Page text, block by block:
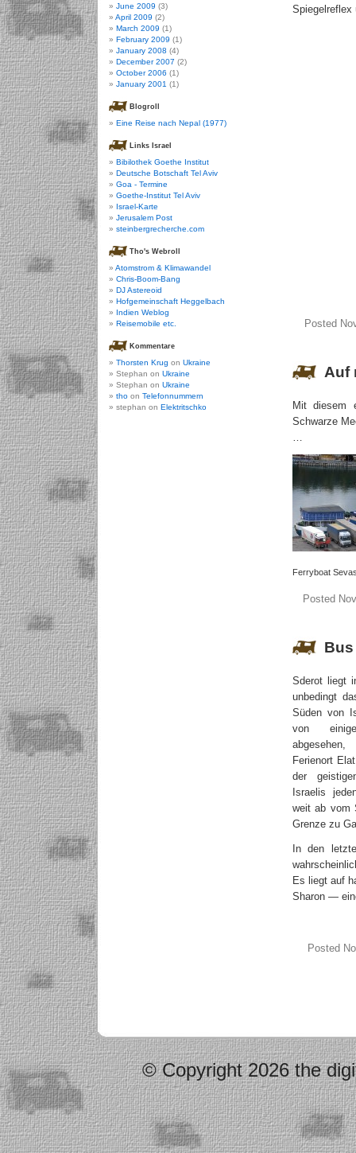
Posted
Auf
Mit diesem
Schwarze
…
Ferryboat
Posted
Sderot liegt
unbedingt
Süden von
von
Ferienort
der
Israelis
weit ab vom
Grenze zu
In den
Es liegt auf
Sharon —
Posted
June 2009 (3)
April 2009 (2)
March 2009 (1)
February 2009 (1)
January 2008 (4)
December 2007 (2)
October 2006 (1)
January 2001 (1)
Blogroll
Eine Reise nach Nepal (1977)
Links Israel
Bibilothek Goethe Institut
Deutsche Botschaft Tel Aviv
Goa - Termine
Goethe-Institut Tel Aviv
Israel-Karte
Jerusalem Post
steinbergrecherche.com
Tho's Webroll
Atomstrom & Klimawandel
Chris-Boom-Bang
DJ Astereoid
Hofgemeinschaft Heggelbach
Indien Weblog
Reisemobile etc.
Kommentare
Thorsten Krug on Ukraine
Stephan on Ukraine
Stephan on Ukraine
tho on Telefonnummern
stephan on Elektritschko
© Copyright 2026 the